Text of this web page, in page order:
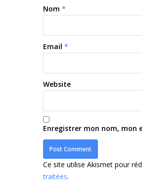
Nom *
Email *
Website
Enregistrer mon nom, mon
Ce site utilise Akismet pour
traitées.